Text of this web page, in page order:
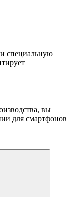
специальную
вы
для смартфонов